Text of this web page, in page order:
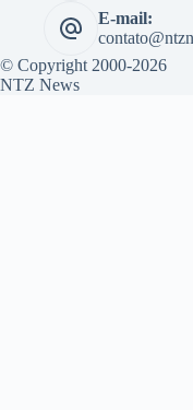
E-mail:
© Copyright 2000-2026
NTZ News